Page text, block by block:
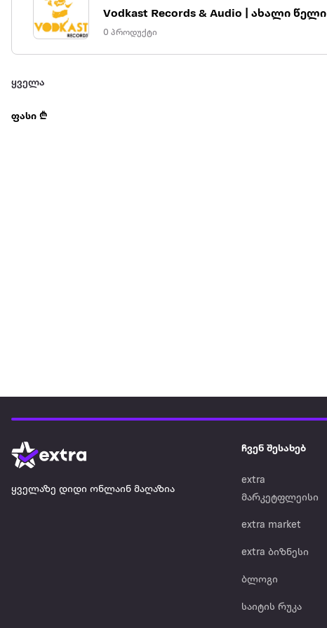
Vodkast Records & Audio | ახალი წელი
0 პროდუქტი
ყველა
ფასი ₾
ყველაზე დიდი ონლაინ მაღაზია
ჩვენ შესახებ
extra
მარკეტფლეისი
extra market
extra ბიზნესი
ბლოგი
საიტის რუკა